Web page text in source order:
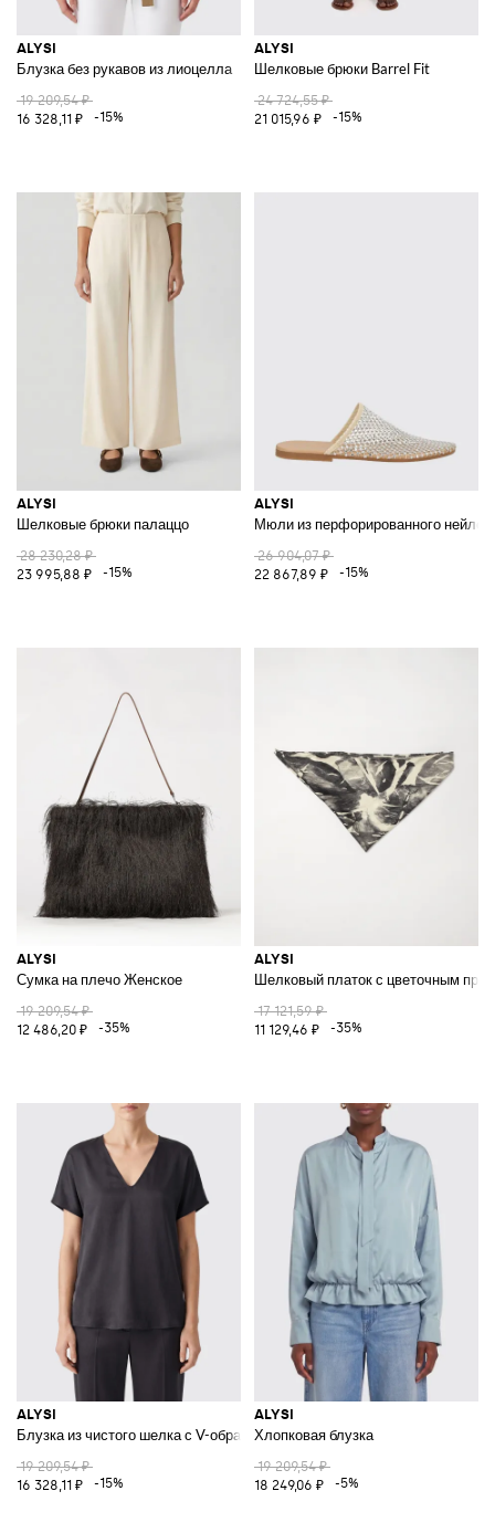
ALYSI
Блузка без рукавов из лиоцелла
19 209,54 ₽
16 328,11 ₽
-15%
ALYSI
Шелковые брюки Barrel Fit
24 724,55 ₽
21 015,96 ₽
-15%
ALYSI
Шелковые брюки палаццо
28 230,28 ₽
23 995,88 ₽
-15%
ALYSI
Мюли из перфорированного
26 904,07 ₽
22 867,89 ₽
-15%
ALYSI
Сумка на плечо Женское
19 209,54 ₽
12 486,20 ₽
-35%
ALYSI
Шелковый платок с цветочным
17 121,59 ₽
11 129,46 ₽
-35%
ALYSI
Блузка из чистого шелка с V-образным вырезом, короткими рукавами
19 209,54 ₽
16 328,11 ₽
-15%
ALYSI
Хлопковая блузка
19 209,54 ₽
18 249,06 ₽
-5%